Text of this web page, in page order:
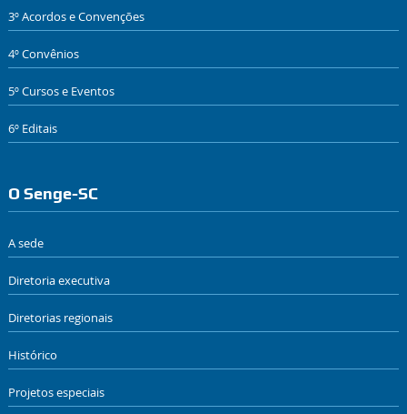
3º Acordos e Convenções
4º Convênios
5º Cursos e Eventos
6º Editais
O Senge-SC
A sede
Diretoria executiva
Diretorias regionais
Histórico
Projetos especiais